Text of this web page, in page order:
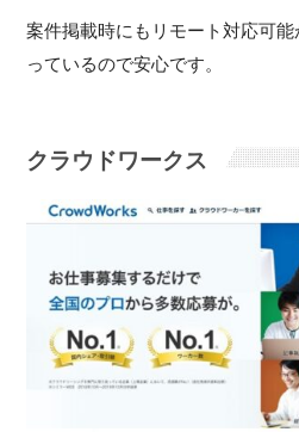
案件掲載時にもリモート対応可
っているので安心です。
クラウドワークス